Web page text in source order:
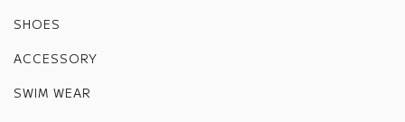
SHOES
ACCESSORY
SWIM WEAR